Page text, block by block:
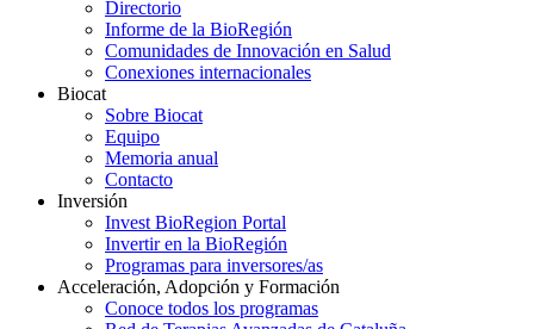
Directorio
Informe de la BioRegión
Comunidades de Innovación en Salud
Conexiones internacionales
Biocat
Sobre Biocat
Equipo
Memoria anual
Contacto
Inversión
Invest BioRegion Portal
Invertir en la BioRegión
Programas para inversores/as
Acceleración, Adopción y Formación
Conoce todos los programas